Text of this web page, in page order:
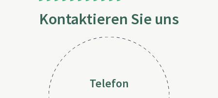
Kontaktieren Sie uns
Telefon